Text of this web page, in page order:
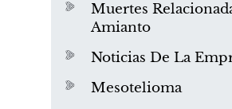
Muertes
Amianto
Noticias De La
Mesotelioma